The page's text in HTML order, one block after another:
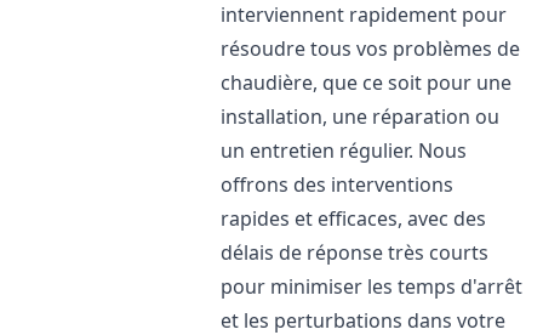
interviennent rapidement pour
résoudre tous vos problèmes de
chaudière, que ce soit pour une
installation, une réparation ou
un entretien régulier. Nous
offrons des interventions
rapides et efficaces, avec des
délais de réponse très courts
pour minimiser les temps d'arrêt
et les perturbations dans votre